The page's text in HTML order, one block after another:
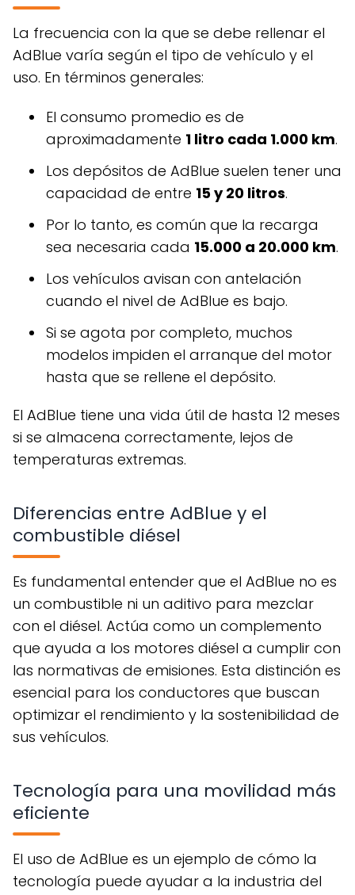
La frecuencia con la que se debe rellenar el
AdBlue varía según el tipo de vehículo y el
uso. En términos generales:
El consumo promedio es de
aproximadamente 1 litro cada 1.000 km.
Los depósitos de AdBlue suelen tener una
capacidad de entre 15 y 20 litros.
Por lo tanto, es común que la recarga
sea necesaria cada 15.000 a 20.000 km.
Los vehículos avisan con antelación
cuando el nivel de AdBlue es bajo.
Si se agota por completo, muchos
modelos impiden el arranque del motor
hasta que se rellene el depósito.
El AdBlue tiene una vida útil de hasta 12 meses
si se almacena correctamente, lejos de
temperaturas extremas.
Diferencias entre AdBlue y el
combustible diésel
Es fundamental entender que el AdBlue no es
un combustible ni un aditivo para mezclar
con el diésel. Actúa como un complemento
que ayuda a los motores diésel a cumplir con
las normativas de emisiones. Esta distinción es
esencial para los conductores que buscan
optimizar el rendimiento y la sostenibilidad de
sus vehículos.
Tecnología para una movilidad más
eficiente
El uso de AdBlue es un ejemplo de cómo la
tecnología puede ayudar a la industria del